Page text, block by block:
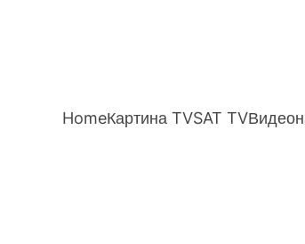
HomeКартина TVSAT TV